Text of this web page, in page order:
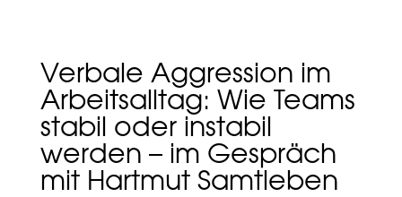
Verbale Aggression im
Arbeitsalltag: Wie Teams
stabil oder instabil
werden – im Gespräch
mit Hartmut Samtleben